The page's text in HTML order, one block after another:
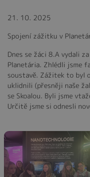
21. 10. 2025
Spojení zážitku v
Dnes se žáci 8.A vydali
Planetária. Zhlédli jsme
soustavě. Zážitek to byl
uklidnili (přesněji naše
se Skoalou. Byli jsme
Určitě jsme si odnesli